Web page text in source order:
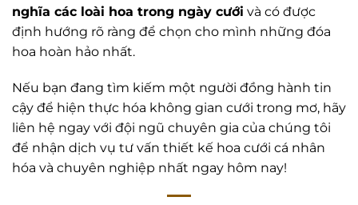
nghĩa các loài hoa trong ngày cưới và có được
định hướng rõ ràng để chọn cho mình những đóa
hoa hoàn hảo nhất.
Nếu bạn đang tìm kiếm một người đồng hành tin
cậy để hiện thực hóa không gian cưới trong mơ, hãy
liên hệ ngay với đội ngũ chuyên gia của chúng tôi
để nhận dịch vụ tư vấn thiết kế hoa cưới cá nhân
hóa và chuyên nghiệp nhất ngay hôm nay!